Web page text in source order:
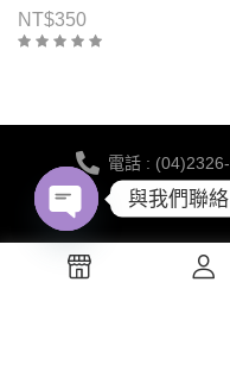
NT$350
電話 :
地點 :台
©2021 華格那出版有限公司
與我們聯絡
Open
chaty